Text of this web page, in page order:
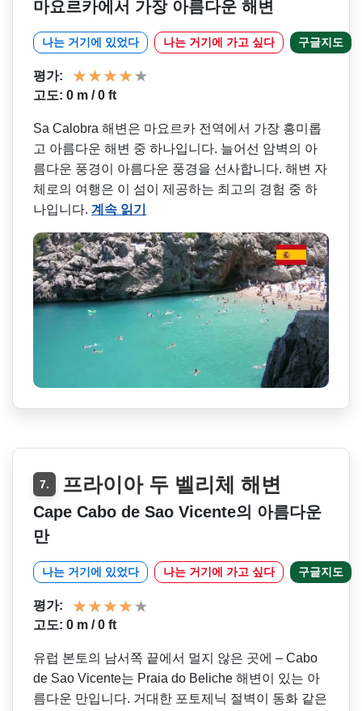
마요르카에서 가장 아름다운 해변
나는 거기에 있었다 나는 거기에 가고 싶다 구글지도
평가:
고도: 0 m / 0 ft
Sa Calobra 해변은 마요르카 전역에서 가장 흥미롭
고 아름다운 해변 중 하나입니다. 늘어선 암벽의 아
름다운 풍경이 아름다운 풍경을 선사합니다. 해변 자
체로의 여행은 이 섬이 제공하는 최고의 경험 중 하
나입니다. 계속 읽기
7. 프라이아 두 벨리체 해변
Cape Cabo de Sao Vicente의 아름다운
만
나는 거기에 있었다 나는 거기에 가고 싶다 구글지도
평가:
고도: 0 m / 0 ft
유럽 본토의 남서쪽 끝에서 멀지 않은 곳에 – Cabo
de Sao Vicente는 Praia do Beliche 해변이 있는 아
름다운 만입니다. 거대한 포토제닉 절벽이 동화 같은